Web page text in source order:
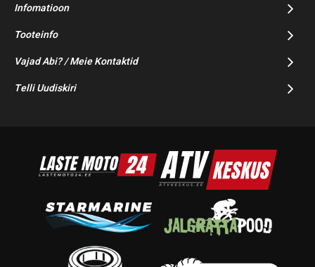
Infomatioon
Tooteinfo
Vajad Abi? / Meie Kontaktid
Telli Uudiskiri